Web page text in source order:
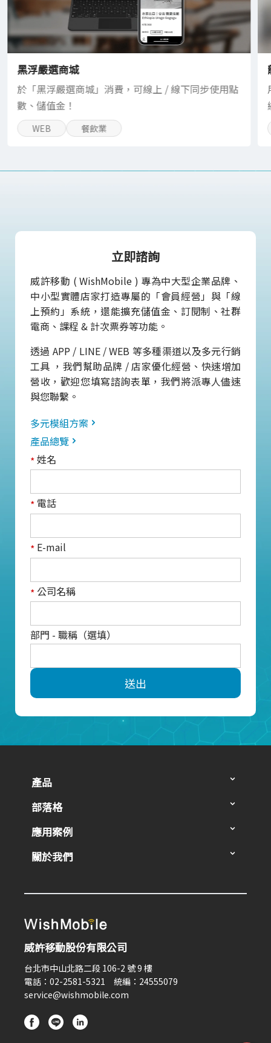
黑浮嚴選商城
於「黑浮嚴選商城」消費，可線上 / 線下同步使用點
數、儲值金！
WEB 餐飲業
立即諮詢
威許移動 ( WishMobile ) 專為中大型企業品牌、
中小型實體店家打造專屬的「會員經營」與「線
上預約」系統，還能擴充儲值金、訂閱制、社群
電商、課程 & 計次票券等功能。
透過 APP / LINE / WEB 等多種渠道以及多元行銷
工具 ，我們幫助品牌 / 店家優化經營、快速增加
營收，歡迎您填寫諮詢表單，我們將派專人儘速
與您聯繫。
多元模組方案
產品總覽
*姓名
* 電話
* E-mail
* 公司名稱
部門 - 職稱（選填）
送出
產品
部落格
應用案例
關於我們
威許移動股份有限公司
台北市中山北路二段 106-2 號 9 樓
電話：02-2581-5321 統編：24555079
service@wishmobile.com